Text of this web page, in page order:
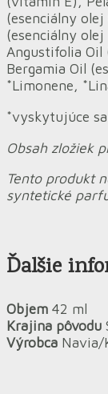
(esenciálny
(esenciálny olej
Angustifolia Oil
Bergamia Oil
*Limonene,
*vyskytujúce
Obsah zložiek
Tento produkt
syntetické
Ďalšie
Objem 42 ml
Krajina pôvodu
Výrobca Navia/